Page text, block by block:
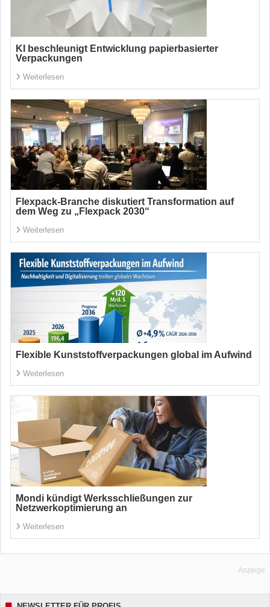
KI beschleunigt Entwicklung papierbasierter
Verpackungen
Weiterlesen
Flexpack-Branche diskutiert Transformation auf
dem Weg zu „Flexpack 2030“
Weiterlesen
Flexible Kunststoffverpackungen global im Aufwind
Weiterlesen
Mondi kündigt Werksschließungen zur
Netzwerkoptimierung an
Weiterlesen
Anzeige